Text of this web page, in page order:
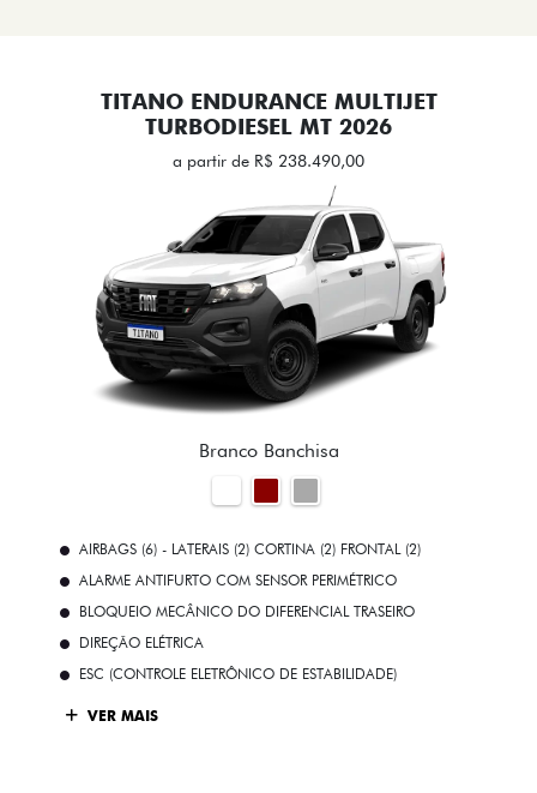
TITANO ENDURANCE MULTIJET
TURBODIESEL MT 2026
a partir de R$ 238.490,00
Branco Banchisa
AIRBAGS (6) - LATERAIS (2) CORTINA (2) FRONTAL (2)
ALARME ANTIFURTO COM SENSOR PERIMÉTRICO
BLOQUEIO MECÂNICO DO DIFERENCIAL TRASEIRO
DIREÇÃO ELÉTRICA
ESC (CONTROLE ELETRÔNICO DE ESTABILIDADE)
VER MAIS